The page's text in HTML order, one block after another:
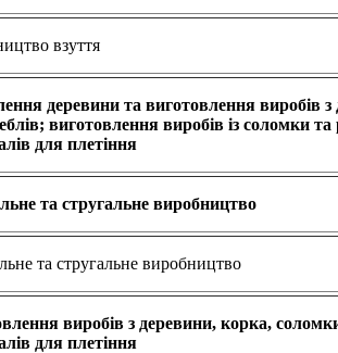
взуття
деревини та виготовлення виробів
виготовлення виробів із соломки
для плетіння
та стругальне виробництво
та стругальне виробництво
виробів з деревини, корка,
для плетіння